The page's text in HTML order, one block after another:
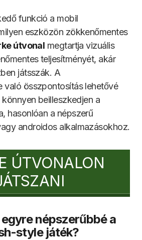
funkció a mobil
eszközön zökkenőmentes
útvonal megtartja vizuális
teljesítményét, akár
játsszák. A
való összpontosítás lehetővé
beilleszkedjen a
hasonlóan a népszerű
androidos alkalmazásokhoz.
ÚTVONALON
népszerűbbé a
style játék?